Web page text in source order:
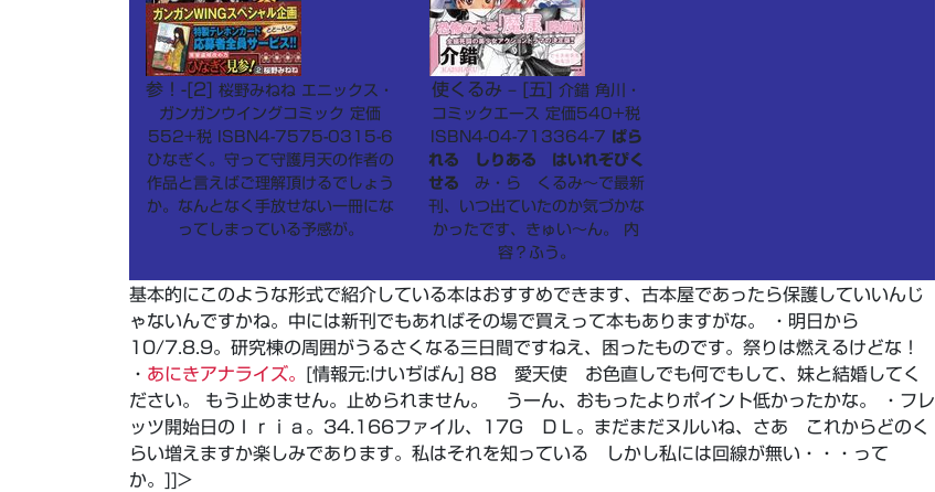
参！-[2] 桜野みねね エニックス・
ガンガンウイングコミック 定価
552+税 ISBN4-7575-0315-6
ひなぎく。守って守護月天の作者の
作品と言えばご理解頂けるでしょう
か。なんとなく手放せない一冊にな
ってしまっている予感が。
使くるみ – [五] 介錯 角川・
コミックエース 定価540+税
ISBN4-04-713364-7 ぱら
れる しりある はいれぞぴく
せる み・ら くるみ～で最新
刊、いつ出ていたのか気づかな
かったです、きゅい～ん。 内
容？ふう。
基本的にこのような形式で紹介している本はおすすめできます、古本屋であったら保護していいんじ
ゃないんですかね。中には新刊でもあればその場で買えって本もありますがな。 ・明日から
10/7.8.9。研究棟の周囲がうるさくなる三日間ですねえ、困ったものです。祭りは燃えるけどな！
・ あにきアナライズ。
[情報元:けいぢばん] 88 愛天使 お色直しでも何でもして、妹と結婚してく
ださい。 もう止めません。止められません。 うーん、おもったよりポイント低かったかな。 ・フレ
ッツ開始日のＩｒｉａ。34.166ファイル、17G ＤＬ。まだまだヌルいね、さあ これからどのく
らい増えますか楽しみであります。私はそれを知っている しかし私には回線が無い・・・って
か。]]>